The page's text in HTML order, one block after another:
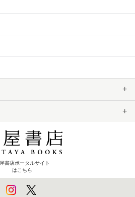
書店ポータルサイト
はこちら